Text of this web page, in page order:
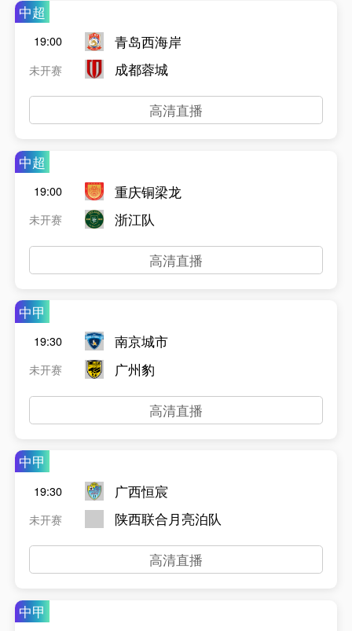
中超
19:00
未开赛
青岛西海岸
成都蓉城
高清直播
中超
19:00
未开赛
重庆铜梁龙
浙江队
高清直播
中甲
19:30
未开赛
南京城市
广州豹
高清直播
中甲
19:30
未开赛
广西恒宸
陕西联合月亮泊队
高清直播
中甲